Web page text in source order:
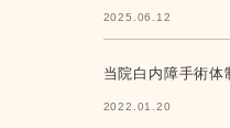
2025.06.12
当院白内障手術体
2022.01.20